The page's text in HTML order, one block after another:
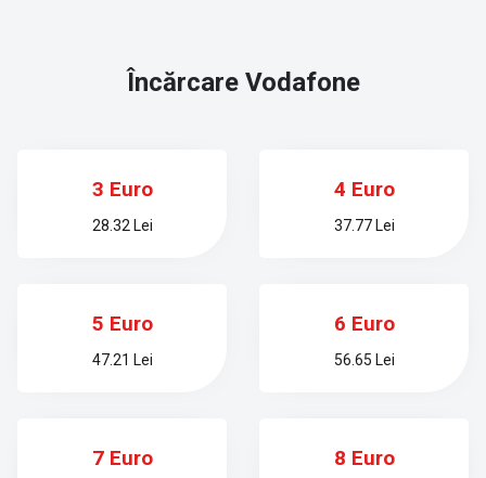
Încărcare Vodafone
3 Euro
28.32 Lei
4 Euro
37.77 Lei
5 Euro
47.21 Lei
6 Euro
56.65 Lei
7 Euro 8 Euro